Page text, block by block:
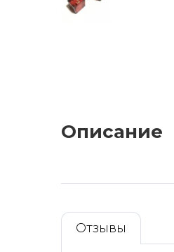
Описание
Отзывы